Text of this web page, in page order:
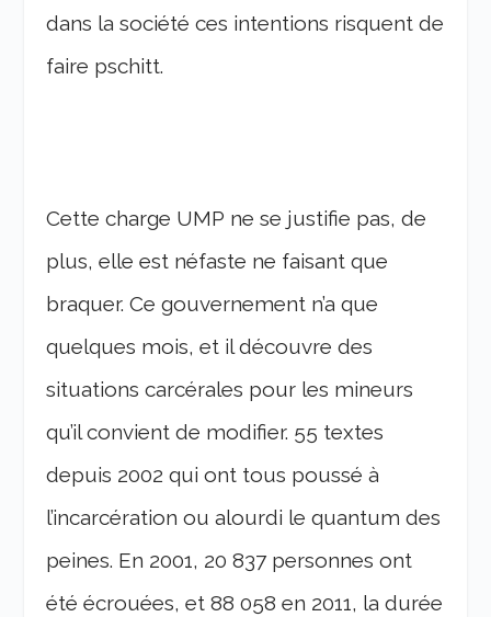
dans la société ces intentions risquent de
faire pschitt.
Cette charge UMP ne se justifie pas, de
plus, elle est néfaste ne faisant que
braquer. Ce gouvernement n’a que
quelques mois, et il découvre des
situations carcérales pour les mineurs
qu’il convient de modifier. 55 textes
depuis 2002 qui ont tous poussé à
l’incarcération ou alourdi le quantum des
peines. En 2001, 20 837 personnes ont
été écrouées, et 88 058 en 2011, la durée